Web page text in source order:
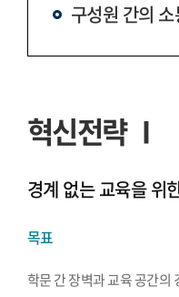
구성원 간의
혁신전략 Ⅰ
경계 없는 교육을 위
목표
학문 간 장벽과 교육 공간의